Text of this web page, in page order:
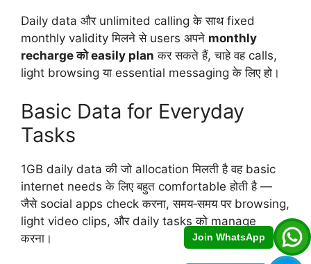
Join WhatsApp
Daily data और unlimited calling के साथ fixed
monthly validity मिलने से users अपने monthly
recharge को easily plan कर सकते हैं, चाहे वह calls,
light browsing या essential messaging के लिए हो।
Basic Data for Everyday
Tasks
1GB daily data की जो allocation मिलती है वह basic
internet needs के लिए बहुत comfortable होती है —
जैसे social apps check करना, समय‑समय पर browsing,
light video clips, और daily tasks को manage
करना।